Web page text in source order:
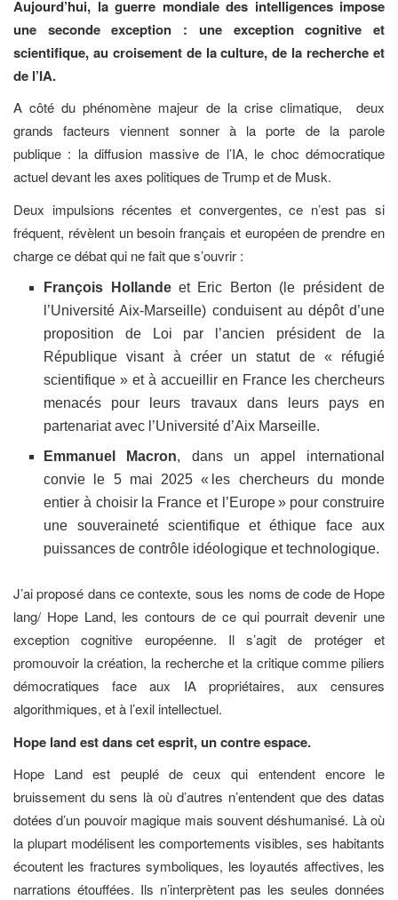
Aujourd’hui, la guerre mondiale des intelligences impose
une seconde exception : une exception cognitive et
scientifique, au croisement de la culture, de la recherche et
de l’IA.
A côté du phénomène majeur de la crise climatique, deux
grands facteurs viennent sonner à la porte de la parole
publique : la diffusion massive de l’IA, le choc démocratique
actuel devant les axes politiques de Trump et de Musk.
Deux impulsions récentes et convergentes, ce n’est pas si
fréquent, révèlent un besoin français et européen de prendre en
charge ce débat qui ne fait que s’ouvrir :
François Hollandeet Eric Berton (le président de
l’Université Aix-Marseille) conduisent au dépôt d’une
proposition de Loi par l’ancien président de la
République visant à créer un statut de « réfugié
scientifique » et à accueillir en France les chercheurs
menacés pour leurs travaux dans leurs pays en
partenariat avec l’Université d’Aix Marseille.
Emmanuel Macron, dans un appel international
convie le 5 mai 2025 « les chercheurs du monde
entier à choisir la France et l’Europe » pour construire
une souveraineté scientifique et éthique face aux
puissances de contrôle idéologique et technologique.
J’ai proposé dans ce contexte, sous les noms de code de Hope
lang/ Hope Land, les contours de ce qui pourrait devenir une
exception cognitive européenne. Il s’agit de protéger et
promouvoir la création, la recherche et la critique comme piliers
démocratiques face aux IA propriétaires, aux censures
algorithmiques, et à l’exil intellectuel.
Hope land est dans cet esprit, un contre espace.
Hope Land est peuplé de ceux qui entendent encore le
bruissement du sens là où d’autres n’entendent que des datas
dotées d’un pouvoir magique mais souvent déshumanisé. Là où
la plupart modélisent les comportements visibles, ses habitants
écoutent les fractures symboliques, les loyautés affectives, les
narrations étouffées. Ils n’interprètent pas les seules données